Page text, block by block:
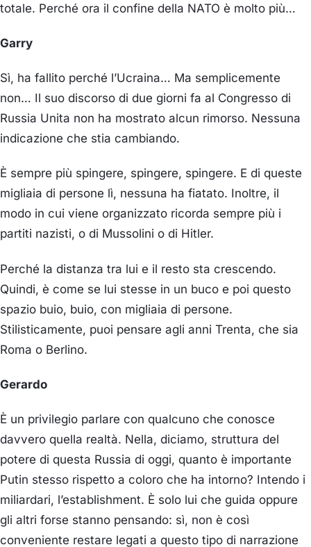
totale. Perché ora il confine della NATO è molto più…
Garry
Sì, ha fallito perché l’Ucraina… Ma semplicemente
non… Il suo discorso di due giorni fa al Congresso di
Russia Unita non ha mostrato alcun rimorso. Nessuna
indicazione che stia cambiando.
È sempre più spingere, spingere, spingere. E di queste
migliaia di persone lì, nessuna ha fiatato. Inoltre, il
modo in cui viene organizzato ricorda sempre più i
partiti nazisti, o di Mussolini o di Hitler.
Perché la distanza tra lui e il resto sta crescendo.
Quindi, è come se lui stesse in un buco e poi questo
spazio buio, buio, con migliaia di persone.
Stilisticamente, puoi pensare agli anni Trenta, che sia
Roma o Berlino.
Gerardo
È un privilegio parlare con qualcuno che conosce
davvero quella realtà. Nella, diciamo, struttura del
potere di questa Russia di oggi, quanto è importante
Putin stesso rispetto a coloro che ha intorno? Intendo i
miliardari, l’establishment. È solo lui che guida oppure
gli altri forse stanno pensando: sì, non è così
conveniente restare legati a questo tipo di narrazione